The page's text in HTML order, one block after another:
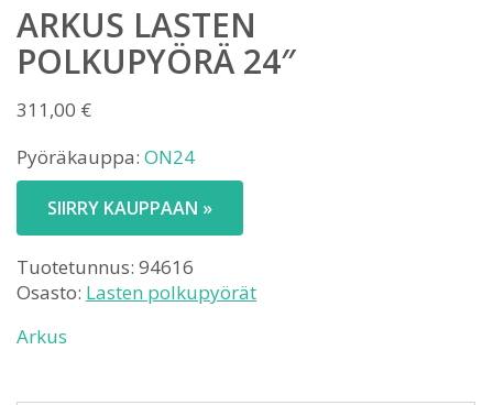
ARKUS LASTEN
POLKUPYÖRÄ 24″
311,00 €
Pyöräkauppa: ON24
SIIRRY KAUPPAAN »
Tuotetunnus: 94616
Osasto: Lasten polkupyörät
Arkus